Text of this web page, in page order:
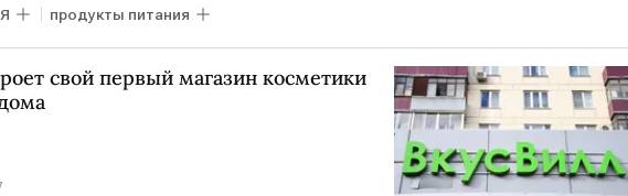
продукты питания
свой первый магазин косметики